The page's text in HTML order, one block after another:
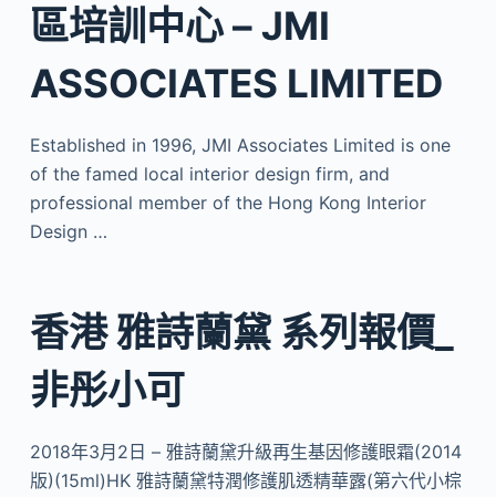
區培訓中心 – JMI
ASSOCIATES LIMITED
Established in 1996, JMI Associates Limited is one
of the famed local interior design firm, and
professional member of the Hong Kong Interior
Design …
香港 雅詩蘭黛 系列報價_
非彤小可
2018年3月2日 – 雅詩蘭黛升級再生基因修護眼霜(2014
版)(15ml)HK 雅詩蘭黛特潤修護肌透精華露(第六代小棕